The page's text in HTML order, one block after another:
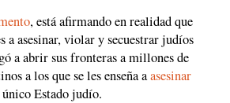
, está afirmando en realidad que
a asesinar, violar y secuestrar judíos
a abrir sus fronteras a millones de
a los que se les enseña aasesinar
Estado judío.